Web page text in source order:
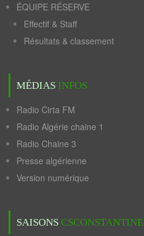
ÉQUIPE RÉSERVE
Effectif & Staff
Résultats & classement
MÉDIAS INFOS
Radio Cirta FM
Radio Algérie chaine 1
Radio Chaine 3
Presse algérienne
Version numérique
SAISONS CSCONSTANTINE